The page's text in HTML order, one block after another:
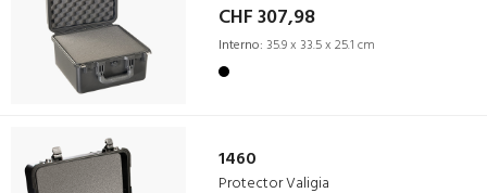
CHF 307,98
Interno: 35.9 x 33.5 x 25.1 cm
1460
Protector Valigia